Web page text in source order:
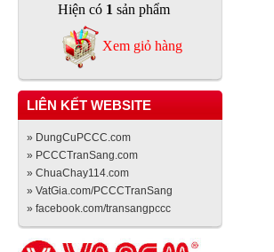
Hiện có 1 sản phẩm
Xem giỏ hàng
LIÊN KẾT WEBSITE
» DungCuPCCC.com
» PCCCTranSang.com
» ChuaChay114.com
» VatGia.com/PCCCTranSang
» facebook.com/transangpccc